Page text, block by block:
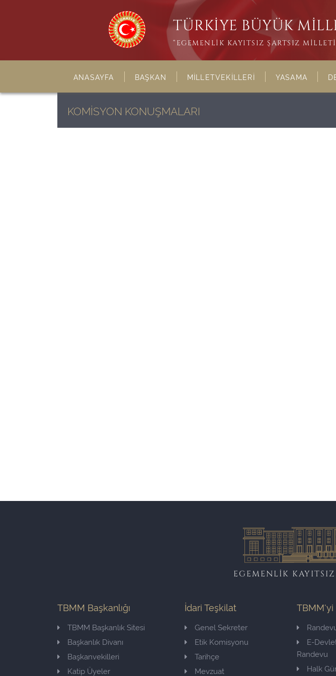
TÜRKİYE BÜYÜK
“EGEMENLİK KAYITSIZ ŞARTSIZ
ANASAYFA BAŞKAN MİLLETVEKİLLERİ YASAMA
KOMİSYON KONUŞMALARI
EGEMENLİK
TBMM Başkanlığı
TBMM Başkanlık Sitesi
Başkanlık Divanı
Başkanvekilleri
Katip Üyeler
İdari Teşkilat
Genel Sekreter
Etik Komisyonu
Tarihçe
Mevzuat
E-
Randevu
Halk